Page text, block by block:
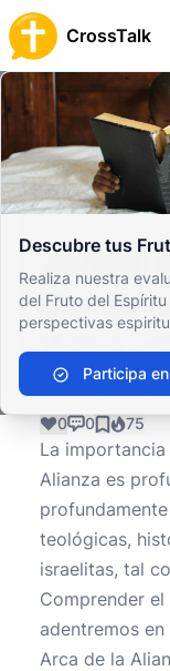
CrossTalk
Descubre tus
Realiza nuestra
del Fruto del
perspectivas
Participa
Inicio
Archivo de
Estudios
Arqueología y
¿Cuál es el
¿Cuál
del
Arca
0 0 75
La
Alianza es
teológicas,
israelitas, tal
Comprender
adentremos
Arca de la